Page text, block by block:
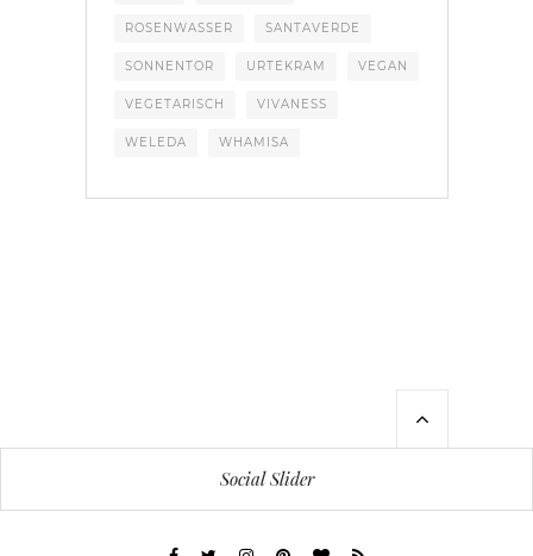
ROSENWASSER SANTAVERDE
SONNENTOR URTEKRAM VEGAN
VEGETARISCH VIVANESS
WELEDA WHAMISA
Social Slider